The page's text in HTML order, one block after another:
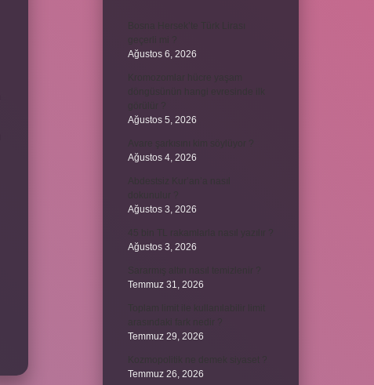
Ağustos 6, 2026
Ağustos 5, 2026
Ağustos 4, 2026
Ağustos 3, 2026
Ağustos 3, 2026
Temmuz 31, 2026
Temmuz 29, 2026
Temmuz 26, 2026